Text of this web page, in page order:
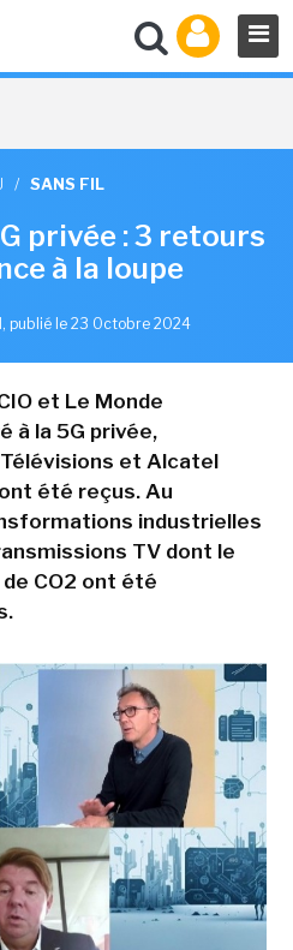
/ SANS FIL
privée : 3 retours
à la loupe
, publié le 23 Octobre 2024
et Le Monde
à la 5G privée,
et Alcatel
été reçus. Au
industrielles
TV dont le
CO2 ont été